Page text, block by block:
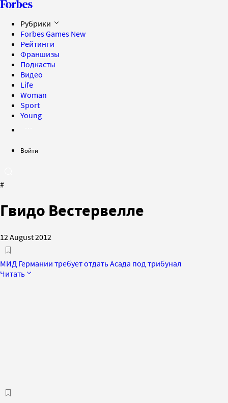
Рубрики
Forbes Games New
Рейтинги
Франшизы
Подкасты
Видео
Life
Woman
Sport
Young
Войти
#
Гвидо Вестервелле
12 August 2012
МИД Германии требует отдать Асада под трибунал
Читать